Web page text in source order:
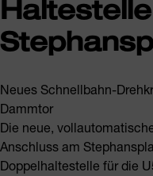
Neues Schnellbahn-
Dammtor
Die neue,
Anschluss am
Doppelhaltestelle für die